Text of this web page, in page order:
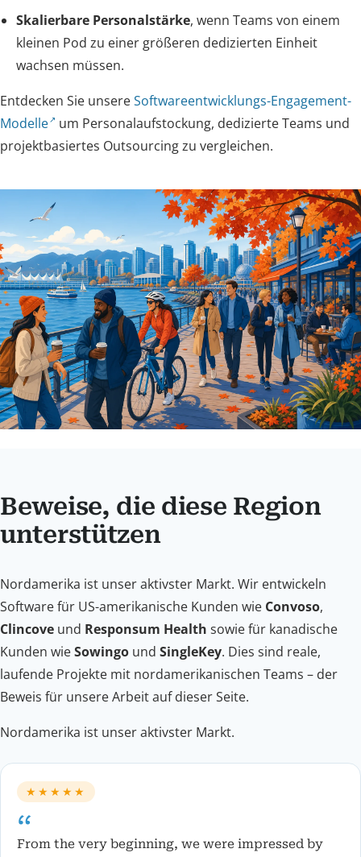
Skalierbare Personalstärke, wenn Teams von einem
kleinen Pod zu einer größeren dedizierten Einheit
wachsen müssen.
Entdecken Sie unsereSoftwareentwicklungs-Engagement-
Modelle
um Personalaufstockung, dedizierte Teams und
projektbasiertes Outsourcing zu vergleichen.
Beweise, die diese Region
unterstützen
Nordamerika ist unser aktivster Markt. Wir entwickeln
Software für US-amerikanische Kunden wie Convoso,
Clincove und Responsum Health sowie für kanadische
Kunden wieSowingo und SingleKey. Dies sind reale,
laufende Projekte mit nordamerikanischen Teams – der
Beweis für unsere Arbeit auf dieser Seite.
Nordamerika ist unser aktivster Markt.
★★★★★
From the very beginning, we were impressed by